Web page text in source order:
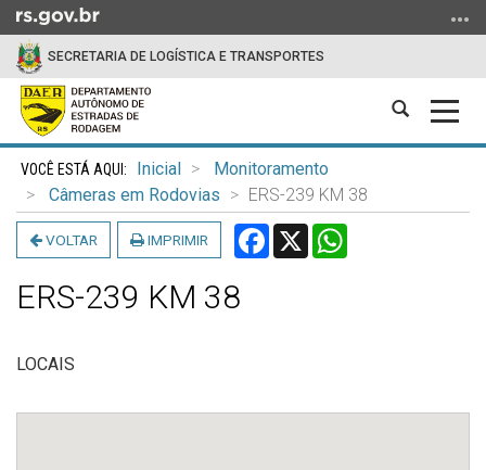
para
conteúdo
para
menu
para
busca
SECRETARIA DE LOGÍSTICA E TRANSPORTES
Abrir
Início
conteúdo
Inicial
Monitoramento
Câmeras em Rodovias
ERS-239 KM 38
VOLTAR IMPRIMIR Facebook
X
ERS-239 KM 38
LOCAIS